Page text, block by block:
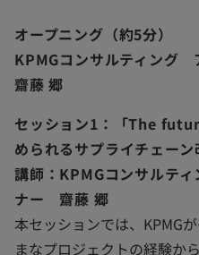
オープニング（約5分）
KPMGコンサルティング
齋藤 郷
セッション1：「The
められるサプライチェーン
講師：KPMGコンサルテ
ナー 齋藤 郷
本セッションでは、KPMG
まなプロジェクトの経験か